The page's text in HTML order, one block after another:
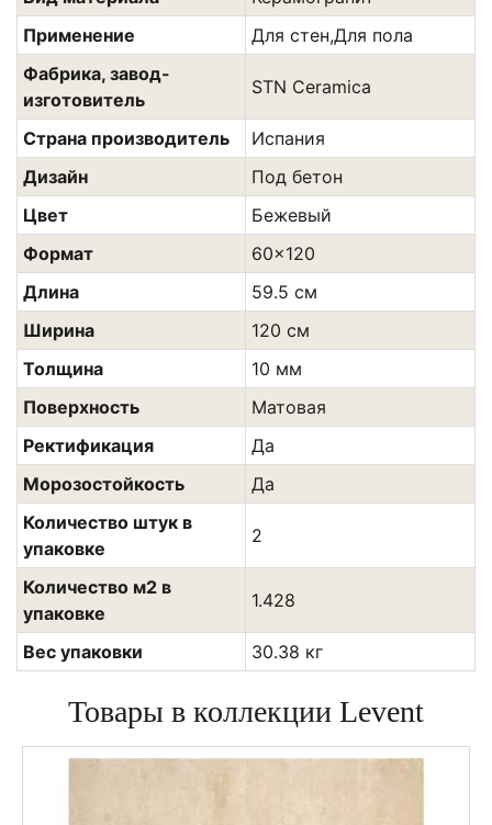
Применение
Для стен,Для пола
Фабрика, завод-
изготовитель
STN Ceramica
Страна производитель
Испания
Дизайн
Под бетон
Цвет
Бежевый
Формат
60x120
Длина
59.5 см
Ширина
120 см
Толщина
10 мм
Поверхность
Матовая
Ректификация
Да
Морозостойкость
Да
Количество штук в
упаковке
2
Количество м2 в
упаковке
1.428
Вес упаковки 30.38 кг
Товары в коллекции Levent